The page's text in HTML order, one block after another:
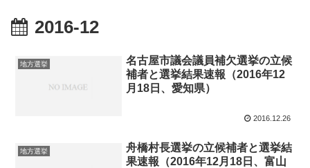
2016-12
地方選挙
名古屋市議会議員補欠選挙の立候
補者と選挙結果速報（2016年12
月18日、愛知県）
2016.12.26
地方選挙
舟橋村長選挙の立候補者と選挙結
果速報（2016年12月18日、富山